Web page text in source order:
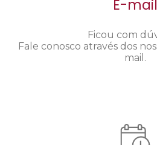
E-mail
Ficou com
Fale conosco através dos
mail.